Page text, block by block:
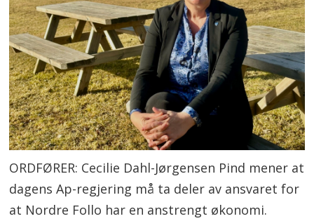
ORDFØRER: Cecilie Dahl-Jørgensen Pind mener at
dagens Ap-regjering må ta deler av ansvaret for
at Nordre Follo har en anstrengt økonomi.